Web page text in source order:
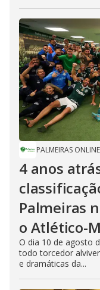
PALMEIRAS ONLINE
4 anos
Palmeiras
o Atlético-
O dia 10 de agosto
todo torcedor
e dramáticas da...